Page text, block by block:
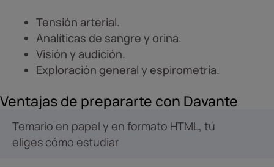
Tensión arterial.
Analíticas de sangre y orina.
Visión y audición.
Exploración general y espirometría.
Ventajas de prepararte con Davante
Temario en papel y en formato HTML, tú
eliges cómo estudiar